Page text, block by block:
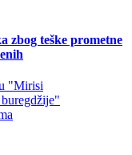
zbog teške prometne